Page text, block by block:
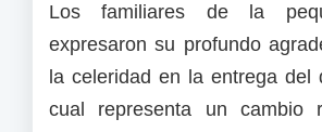
Los familiares de la
expresaron su profundo
la celeridad en la entrega del
cual representa un cambio